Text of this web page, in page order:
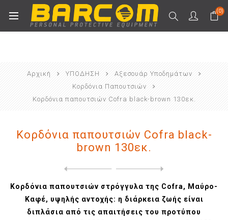
(0)
Αρχική ΥΠΟΔΗΣΗ
Αξεσουάρ Υποδημάτων
Κορδόνια Παπουτσιών
Κορδόνια παπουτσιών Cofra black-brown 130εκ.
Κορδόνια παπουτσιών Cofra black-
brown 130εκ.
Κορδόνια παπουτσιών στρόγγυλα της Cofra, Μαύρο-
Καφέ, υψηλής αντοχής: η διάρκεια ζωής είναι
διπλάσια από τις απαιτήσεις του προτύπου